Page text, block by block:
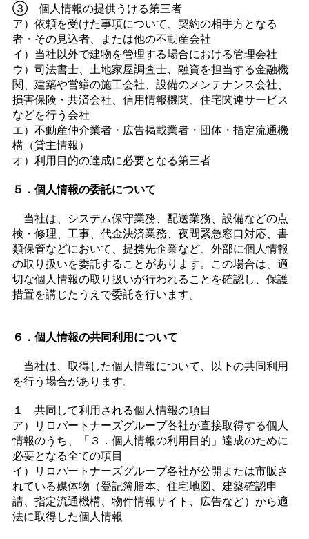
③ 個人情報の提供うける第三者
ア）依頼を受けた事項について、契約の相手方となる
者・その見込者、または他の不動産会社
イ）当社以外で建物を管理する場合における管理会社
ウ）司法書士、土地家屋調査士、融資を担当する金融機
関、建築や営繕の施工会社、設備のメンテナンス会社、
損害保険・共済会社、信用情報機関、住宅関連サービス
などを行う会社
エ）不動産仲介業者・広告掲載業者・団体・指定流通機
構（貸主情報）
オ）利用目的の達成に必要となる第三者
５．個人情報の委託について
当社は、システム保守業務、配送業務、設備などの点
検・修理、工事、代金決済業務、夜間緊急窓口対応、書
類保管などにおいて、提携先企業など、外部に個人情報
の取り扱いを委託することがあります。この場合は、適
切な個人情報の取り扱いが行われることを確認し、保護
措置を講じたうえで委託を行います。
６．個人情報の共同利用について
当社は、取得した個人情報について、以下の共同利用
を行う場合があります。
１ 共同して利用される個人情報の項目
ア）リロパートナーズグループ各社が直接取得する個人
情報のうち、「３．個人情報の利用目的」達成のために
必要となる全ての項目
イ）リロパートナーズグループ各社が公開または市販さ
れている媒体物（登記簿謄本、住宅地図、建築確認申
請、指定流通機構、物件情報サイト、広告など）から適
法に取得した個人情報